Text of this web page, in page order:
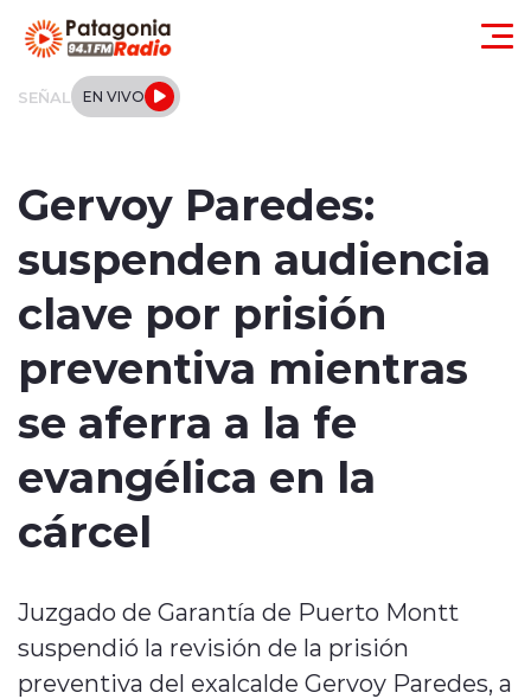
SEÑAL EN VIVO
Regionales
Local
Tendencias
Internacional
Deportes
Entrevistas
Gervoy Paredes:
suspenden audiencia
clave por prisión
preventiva mientras
se aferra a la fe
evangélica en la
cárcel
Juzgado de Garantía de Puerto Montt
suspendió la revisión de la prisión
preventiva del exalcalde Gervoy Paredes, a